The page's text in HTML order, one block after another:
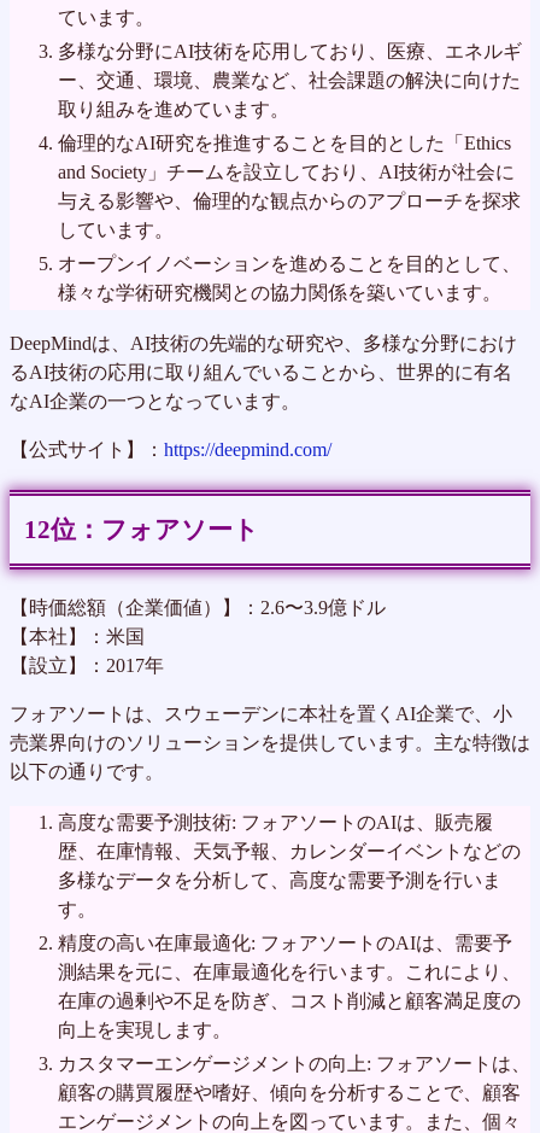
ています。
多様な分野にAI技術を応用しており、医療、エネルギ
ー、交通、環境、農業など、社会課題の解決に向けた
取り組みを進めています。
倫理的なAI研究を推進することを目的とした「Ethics
and Society」チームを設立しており、AI技術が社会に
与える影響や、倫理的な観点からのアプローチを探求
しています。
オープンイノベーションを進めることを目的として、
様々な学術研究機関との協力関係を築いています。
DeepMindは、AI技術の先端的な研究や、多様な分野におけ
るAI技術の応用に取り組んでいることから、世界的に有名
なAI企業の一つとなっています。
【公式サイト】： https://deepmind.com/
フォアソート
【時価総額（企業価値）】：2.6〜3.9億ドル
【本社】：米国
【設立】：2017年
フォアソートは、スウェーデンに本社を置くAI企業で、小
売業界向けのソリューションを提供しています。主な特徴は
以下の通りです。
高度な需要予測技術: フォアソートのAIは、販売履
歴、在庫情報、天気予報、カレンダーイベントなどの
多様なデータを分析して、高度な需要予測を行いま
す。
精度の高い在庫最適化: フォアソートのAIは、需要予
測結果を元に、在庫最適化を行います。これにより、
在庫の過剰や不足を防ぎ、コスト削減と顧客満足度の
向上を実現します。
カスタマーエンゲージメントの向上: フォアソートは、
顧客の購買履歴や嗜好、傾向を分析することで、顧客
エンゲージメントの向上を図っています。また、個々